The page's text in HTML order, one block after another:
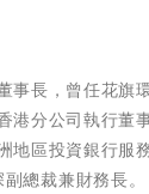
事長，曾任花旗
港分公司執行董
地區投資銀行服
總裁兼財務長。